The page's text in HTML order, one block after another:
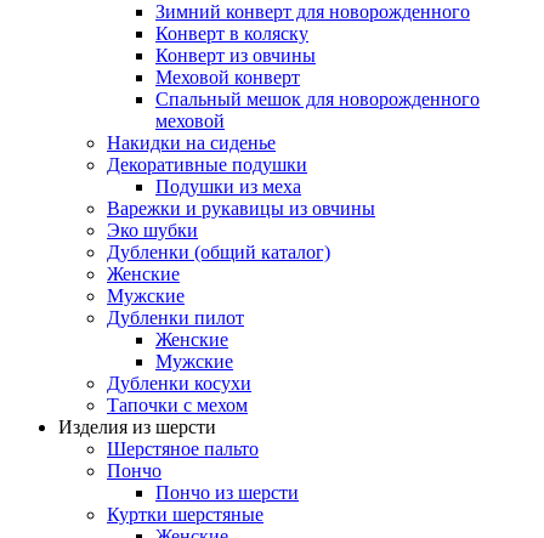
Зимний конверт для новорожденного
Конверт в коляску
Конверт из овчины
Меховой конверт
Спальный мешок для новорожденного
меховой
Накидки на сиденье
Декоративные подушки
Подушки из меха
Варежки и рукавицы из овчины
Эко шубки
Дубленки (общий каталог)
Женские
Мужские
Дубленки пилот
Женские
Мужские
Дубленки косухи
Тапочки с мехом
Изделия из шерсти
Шерстяное пальто
Пончо
Пончо из шерсти
Куртки шерстяные